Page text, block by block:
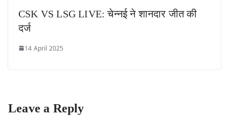
CSK VS LSG LIVE: चेन्नई ने शानदार जीत की
दर्ज
14 April 2025
Leave a Reply